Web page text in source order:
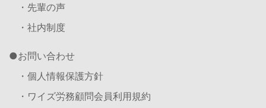
・先輩の声
・社内制度
お問い合わせ
・個人情報保護方針
・ワイズ労務顧問会員利用規約